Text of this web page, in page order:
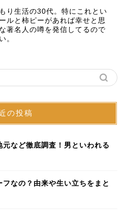
り生活の30代。特にこれとい
ルと柿ピーがあれば幸せと思
著名人の噂を発信してるので
。
の投稿
など徹底調査！男といわれる
なの？由来や生い立ちをまと